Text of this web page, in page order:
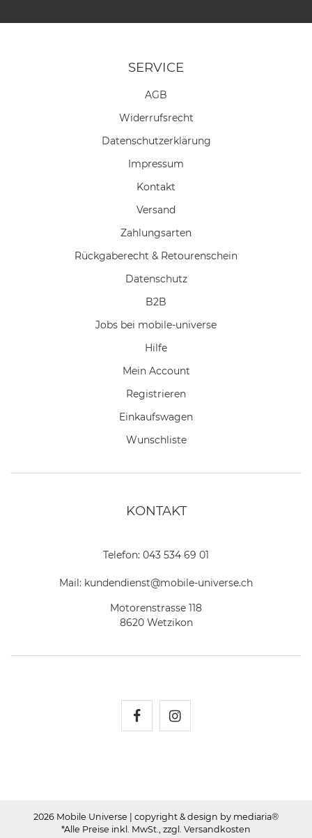
SERVICE
AGB
Widerrufs­recht
Daten­schutz­erklärung
Impressum
Kontakt
Versand
Zahlungsarten
Rückgaberecht & Retourenschein
Datenschutz
B2B
Jobs bei mobile-universe
Hilfe
Mein Account
Registrieren
Einkaufswagen
Wunschliste
KONTAKT
Telefon: 043 534 69 01
Mail: kundendienst@mobile-universe.ch
Motorenstrasse 118
8620 Wetzikon
2026 Mobile Universe | copyright & design by mediaria®
*Alle Preise inkl. MwSt., zzgl. Versandkosten